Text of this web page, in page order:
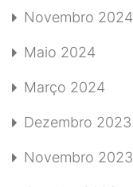
Novembro 2024
Maio 2024
Março 2024
Dezembro 2023
Novembro 2023